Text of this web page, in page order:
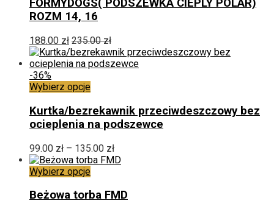
wariantów.
Opcje
można
wybrać
na
stronie
produktu
FORMYDOGS( PODSZEWKA CIEPLY POLAR)
ROZM 14, 16
188.00 zł 235.00zł
-36%
Wybierz opcjeTen
ma
wiele
wariantów.
Opcje
można
wybrać
na
stronie
produktu
Kurtka/bezrekawnik przeciwdeszczowy bez
ocieplenia na podszewce
99.00 zł – 135.00 złZakres
cen:
do
Wybierz opcjeTen
ma
Beżowa torba FMD